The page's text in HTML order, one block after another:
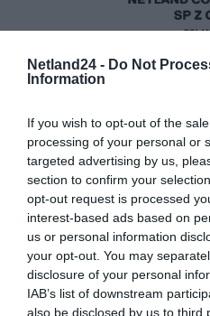
Netland24 - Do Not
Information
If you wish to opt-out of the
processing of your personal or
targeted advertising by us,
section to confirm your
opt-out request is processed
interest-based ads based on
us or personal information
your opt-out. You may
disclosure of your personal
IAB’s list of downstream
also be disclosed by us to third